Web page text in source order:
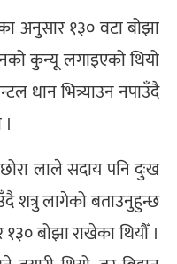
अनुसार १३० वटा बोझा
कुन्यू लगाइएको थियो
धान भित्र्याउन नपाउँदै
लाले सदाय पनि दुःख
शत्रु लागेको बताउनुहुन्छ
बोझा राखेका थियौँ ।